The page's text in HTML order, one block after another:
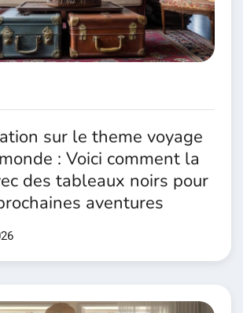
sur le theme voyage
: Voici comment la
des tableaux noirs pour
aventures